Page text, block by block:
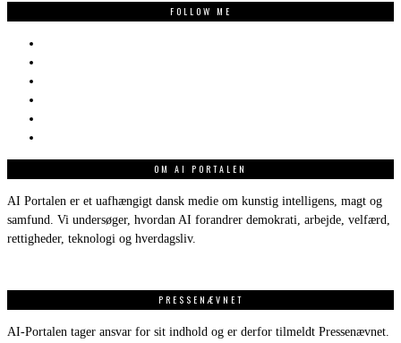
FOLLOW ME
OM AI PORTALEN
AI Portalen er et uafhængigt dansk medie om kunstig intelligens, magt og
samfund. Vi undersøger, hvordan AI forandrer demokrati, arbejde, velfærd,
rettigheder, teknologi og hverdagsliv.
PRESSENÆVNET
AI-Portalen tager ansvar for sit indhold og er derfor tilmeldt Pressenævnet.